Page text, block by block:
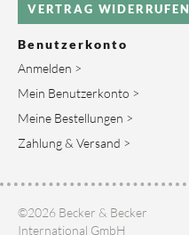
VERTRAG WIDERRUFEN
Benutzerkonto
Anmelden >
Mein Benutzerkonto >
Meine Bestellungen >
Zahlung & Versand >
©2026 Becker & Becker
International GmbH